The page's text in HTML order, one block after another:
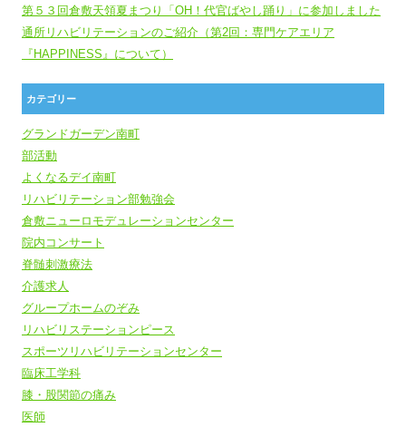
第５３回倉敷天領夏まつり「OH！代官ばやし踊り」に参加しました
通所リハビリテーションのご紹介（第2回：専門ケアエリア
『HAPPINESS』について）
カテゴリー
グランドガーデン南町
部活動
よくなるデイ南町
リハビリテーション部勉強会
倉敷ニューロモデュレーションセンター
院内コンサート
脊髄刺激療法
介護求人
グループホームのぞみ
リハビリステーションピース
スポーツリハビリテーションセンター
臨床工学科
膝・股関節の痛み
医師